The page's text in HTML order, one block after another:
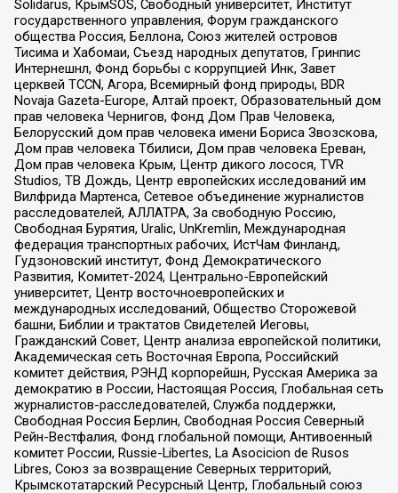
Solidarus, КрымSOS, Свободный университет, Институт
государственного управления, Форум гражданского
общества Россия, Беллона, Союз жителей островов
Тисима и Хабомаи, Съезд народных депутатов, Гринпис
Интернешнл, Фонд борьбы с коррупцией Инк, Завет
церквей TCCN, Агора, Всемирный фонд природы, BDR
Novaja Gazeta-Europe, Алтай проект, Образовательный дом
прав человека Чернигов, Фонд Дом Прав Человека,
Белорусский дом прав человека имени Бориса Звозскова,
Дом прав человека Тбилиси, Дом прав человека Ереван,
Дом прав человека Крым, Центр дикого лосося, TVR
Studios, ТВ Дождь, Центр европейских исследований им
Вилфрида Мартенса, Сетевое объединение журналистов
расследователей, АЛЛАТРА, За свободную Россию,
Свободная Бурятия, Uralic, UnKremlin, Международная
федерация транспортных рабочих, ИстЧам Финланд,
Гудзоновский институт, Фонд Демократического
Развития, Комитет-2024, Центрально-Европейский
университет, Центр восточноевропейских и
международных исследований, Общество Сторожевой
башни, Библии и трактатов Свидетелей Иеговы,
Гражданский Совет, Центр анализа европейской политики,
Академическая сеть Восточная Европа, Российский
комитет действия, РЭНД корпорейшн, Русская Америка за
демократию в России, Настоящая Россия, Глобальная сеть
журналистов-расследователей, Служба поддержки,
Свободная Россия Берлин, Свободная Россия Северный
Рейн-Вестфалия, Фонд глобальной помощи, Антивоенный
комитет России, Russie-Libertes, La Asocicion de Rusos
Libres, Союз за возвращение Северных территорий,
Крымскотатарский Ресурсный Центр, Глобальный союз